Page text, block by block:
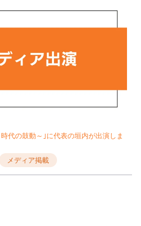
メディア掲載
代の鼓動～｣に代表の垣内が出演しま